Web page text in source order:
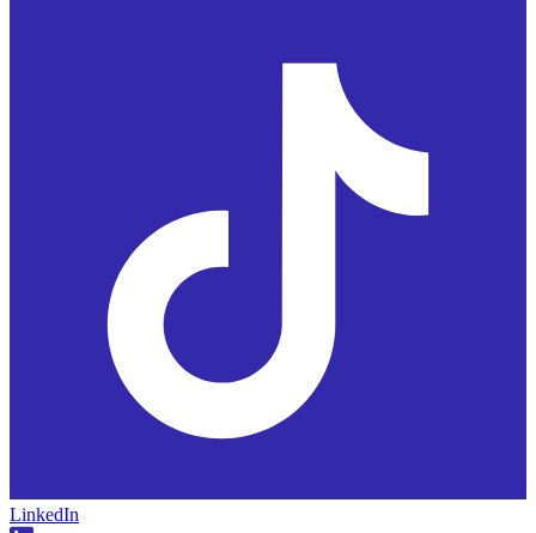
LinkedIn